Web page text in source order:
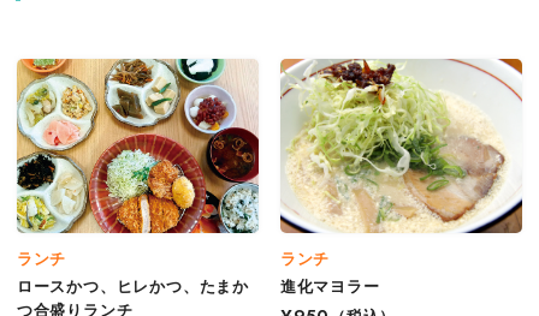
ランチ
ロースかつ、ヒレかつ、たまか
つ合盛りランチ
ランチ
進化マヨラー